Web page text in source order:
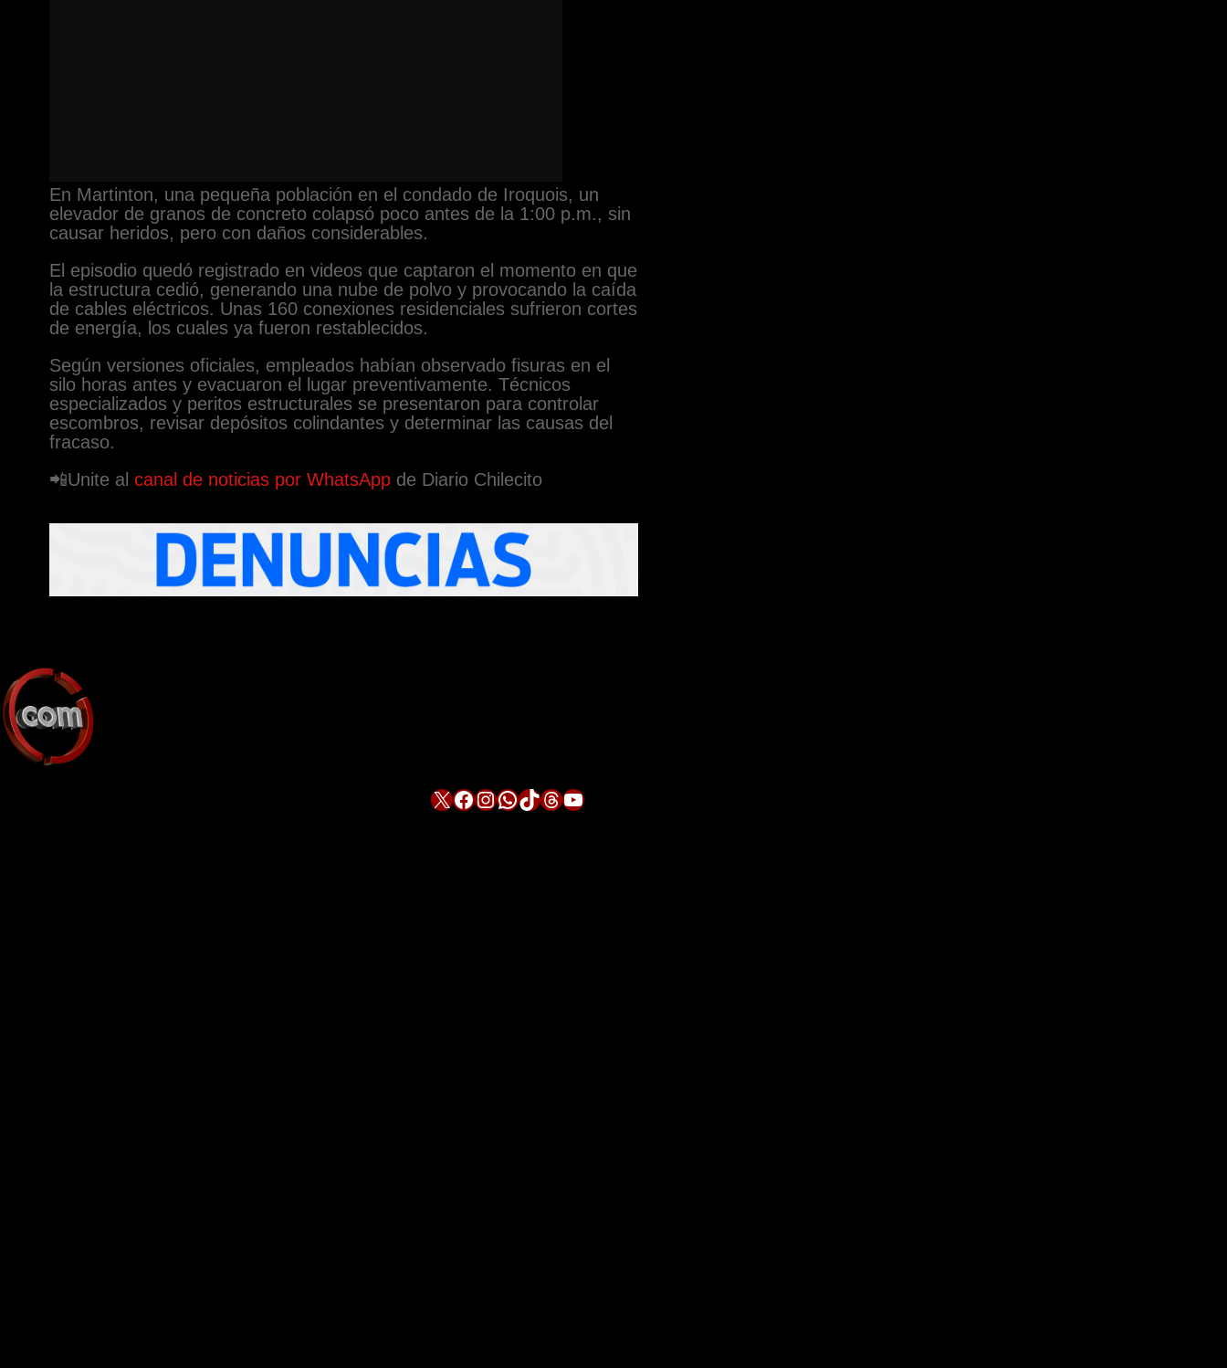
En Martinton, una pequeña población en el condado de Iroquois, un
elevador de granos de concreto colapsó poco antes de la 1:00 p.m., sin
causar heridos, pero con daños considerables.
El episodio quedó registrado en videos que captaron el momento en que
la estructura cedió, generando una nube de polvo y provocando la caída
de cables eléctricos. Unas 160 conexiones residenciales sufrieron cortes
de energía, los cuales ya fueron restablecidos.
Según versiones oficiales, empleados habían observado fisuras en el
silo horas antes y evacuaron el lugar preventivamente. Técnicos
especializados y peritos estructurales se presentaron para controlar
escombros, revisar depósitos colindantes y determinar las causas del
fracaso.
📲Unite al canal de noticias por WhatsAppde Diario Chilecito
X Facebook InstagramWhatsApp TikTok Threads YouTube